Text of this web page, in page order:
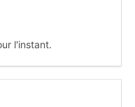
l'instant.